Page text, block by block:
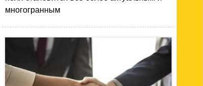
многогранным